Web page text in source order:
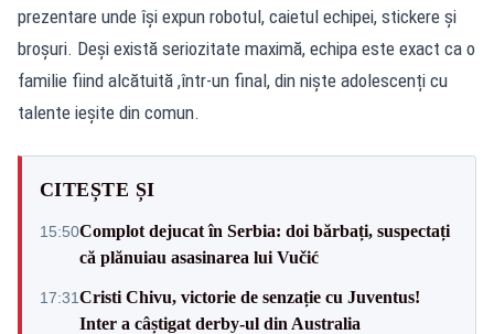
prezentare unde își expun robotul, caietul echipei, stickere şi
broșuri. Deși există seriozitate maximă, echipa este exact ca o
familie fiind alcătuită ,într-un final, din niște adolescenți cu
talente ieșite din comun.
CITEȘTE ȘI
15:50Complot dejucat în Serbia: doi bărbați, suspectați
că plănuiau asasinarea lui Vučić
17:31Cristi Chivu, victorie de senzație cu Juventus!
Inter a câștigat derby-ul din Australia